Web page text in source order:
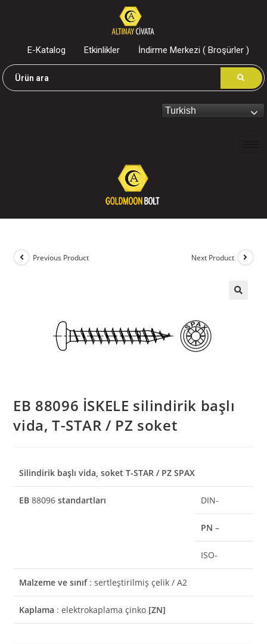
E-Katalog Etkinlikler İndirme Merkezi ( Broşürler )
Turkish
Previous Product Next Product
EB 88096 İSKELE silindirik başlı
vida, T-STAR / PZ soket
Silindirik başlı vida, soket T-STAR / PZ SPAX
EB 88096standartları DIN-
PN –
ISO-
Malzeme ve sınıf: sertleştirilmiş çelik / A2
Kaplama : elektrokaplama çinko [ZN]